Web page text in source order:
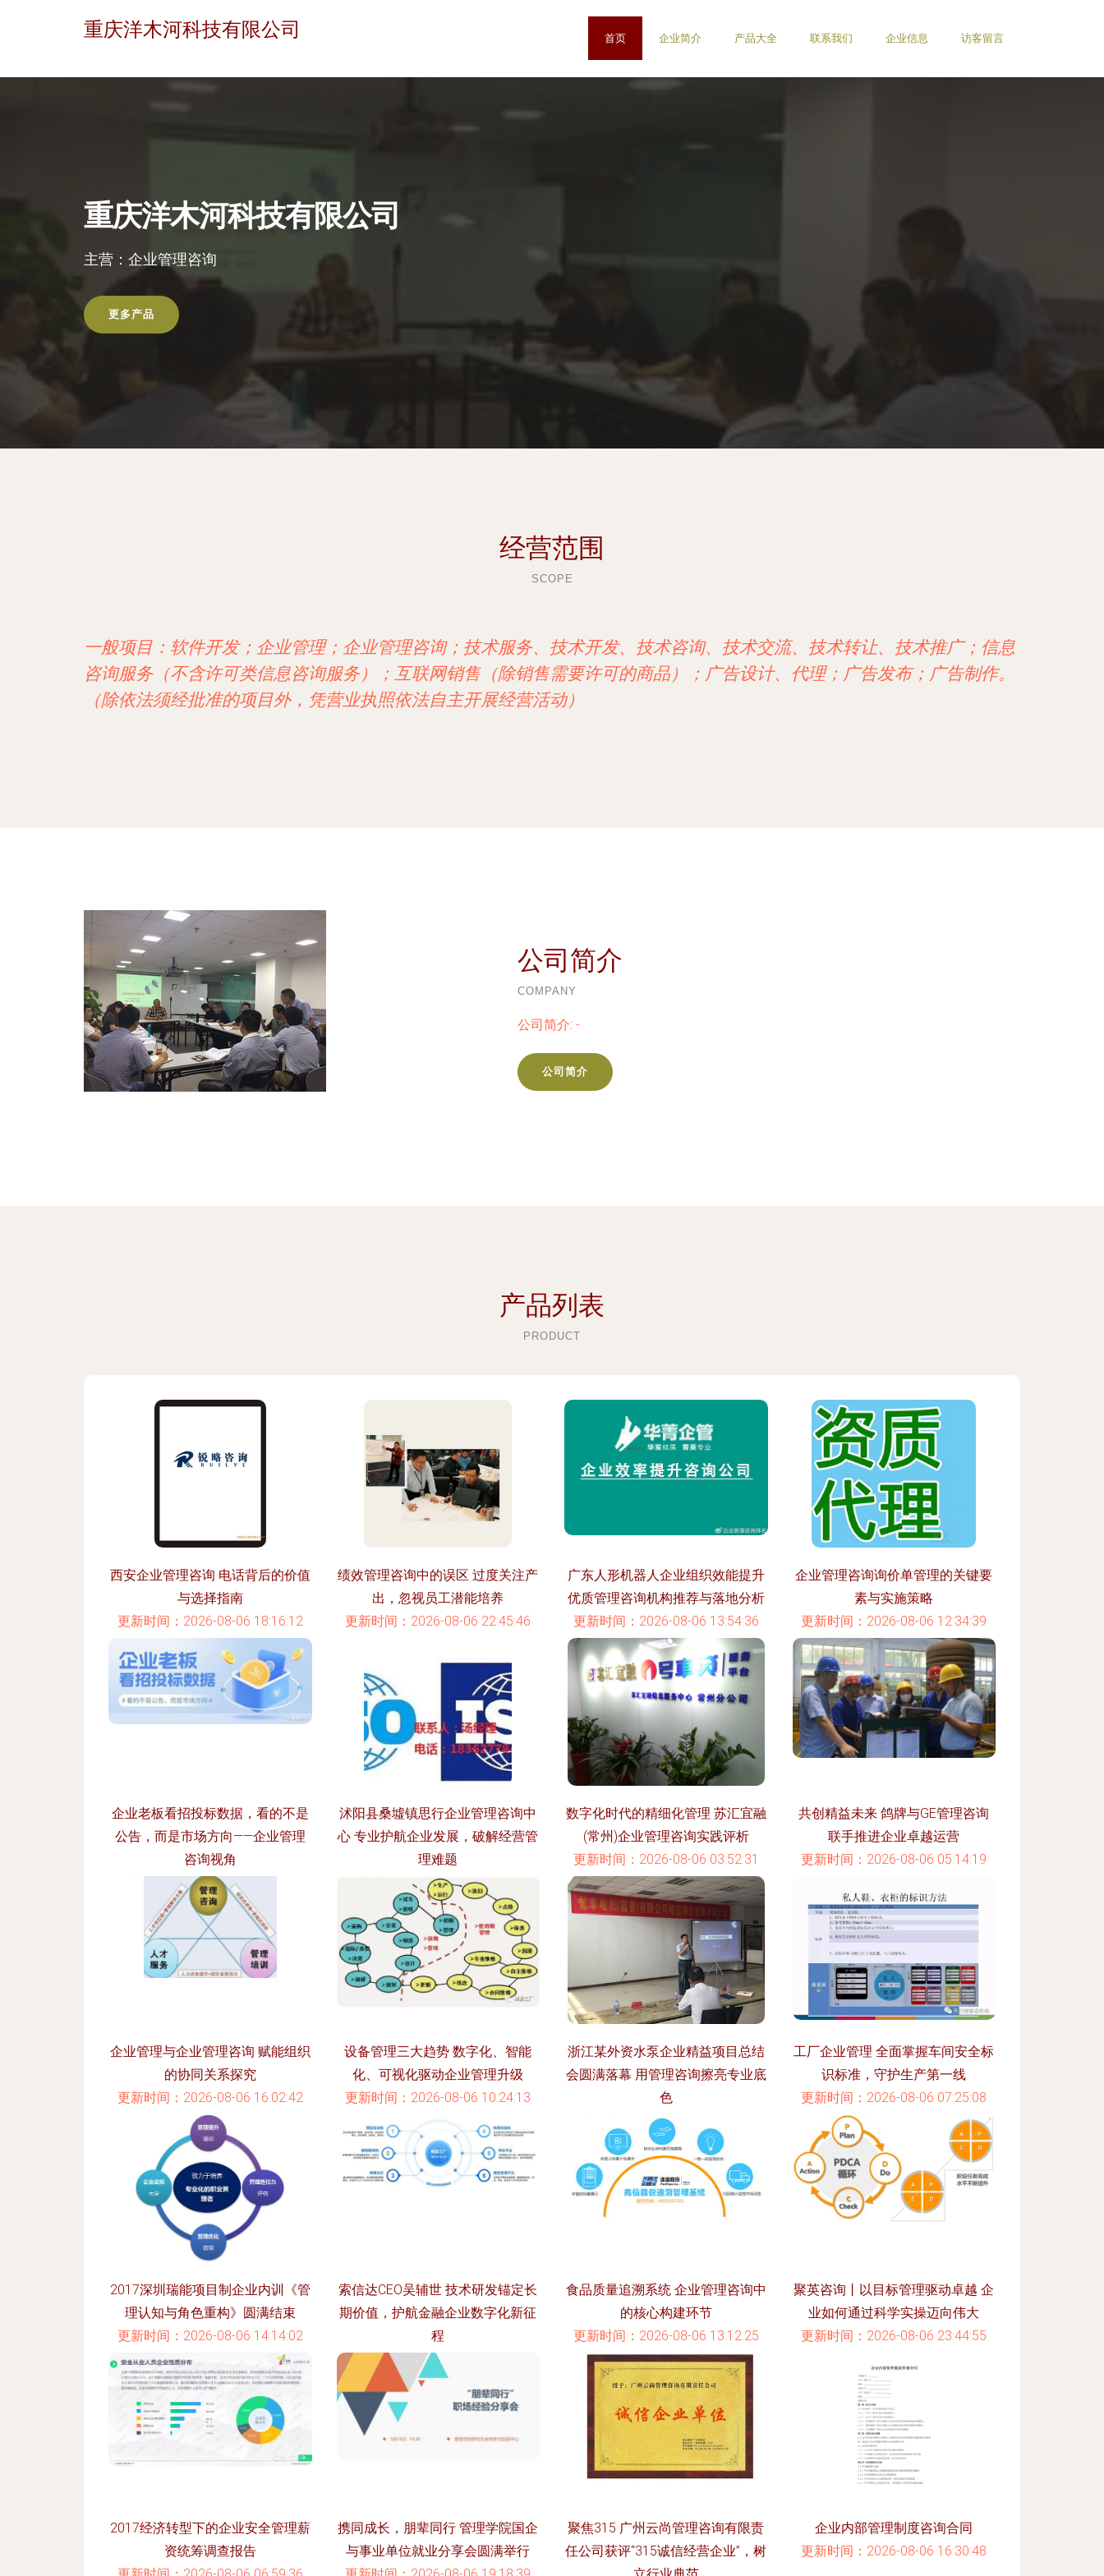
重庆洋木河科技有限公司 首页 企业简介 产品大全 联系我们 企业信息 访客留言
重庆洋木河科技有限公司
主营：企业管理咨询
更多产品
经营范围
SCOPE
一般项目：软件开发；企业管理；企业管理咨询；技术服务、技术开发、技术咨询、技术交流、技术转让、技术推广；信息
咨询服务（不含许可类信息咨询服务）；互联网销售（除销售需要许可的商品）；广告设计、代理；广告发布；广告制作。
（除依法须经批准的项目外，凭营业执照依法自主开展经营活动）
公司简介
COMPANY
公司简介: -
公司简介
产品列表
PRODUCT
西安企业管理咨询 电话背后的价值
与选择指南
更新时间：2026-08-06 18:16:12
绩效管理咨询中的误区 过度关注产
出，忽视员工潜能培养
更新时间：2026-08-06 22:45:46
广东人形机器人企业组织效能提升
优质管理咨询机构推荐与落地分析
更新时间：2026-08-06 13:54:36
企业管理咨询询价单管理的关键要
素与实施策略
更新时间：2026-08-06 12:34:39
企业老板看招投标数据，看的不是
公告，而是市场方向——企业管理
咨询视角
更新时间：2026-08-06 11:30:51
沭阳县桑墟镇思行企业管理咨询中
心 专业护航企业发展，破解经营管
理难题
更新时间：2026-08-06 02:21:51
数字化时代的精细化管理 苏汇宜融
(常州)企业管理咨询实践评析
更新时间：2026-08-06 03:52:31
共创精益未来 鸽牌与GE管理咨询
联手推进企业卓越运营
更新时间：2026-08-06 05:14:19
企业管理与企业管理咨询 赋能组织
的协同关系探究
更新时间：2026-08-06 16:02:42
设备管理三大趋势 数字化、智能
化、可视化驱动企业管理升级
更新时间：2026-08-06 10:24:13
浙江某外资水泵企业精益项目总结
会圆满落幕 用管理咨询擦亮专业底
色
更新时间：2026-08-06 23:41:29
工厂企业管理 全面掌握车间安全标
识标准，守护生产第一线
更新时间：2026-08-06 07:25:08
2017深圳瑞能项目制企业内训《管
理认知与角色重构》圆满结束
更新时间：2026-08-06 14:14:02
索信达CEO吴辅世 技术研发锚定长
期价值，护航金融企业数字化新征
程
更新时间：2026-08-06 16:58:26
食品质量追溯系统 企业管理咨询中
的核心构建环节
更新时间：2026-08-06 13:12:25
聚英咨询丨以目标管理驱动卓越 企
业如何通过科学实操迈向伟大
更新时间：2026-08-06 23:44:55
2017经济转型下的企业安全管理薪
资统筹调查报告
携同成长，朋辈同行 管理学院国企
与事业单位就业分享会圆满举行
聚焦315 广州云尚管理咨询有限责
任公司获评“315诚信经营企业”，树
企业内部管理制度咨询合同
更新时间：2026-08-06 16:30:48